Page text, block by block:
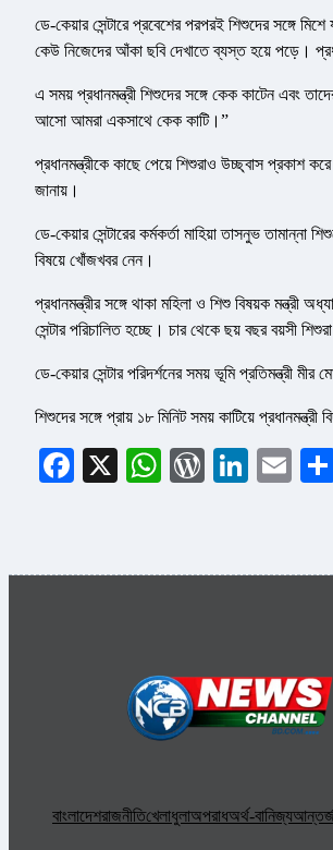
ডে-কেয়ার সেন্টারে প্রবেশের পরপরই শিশুদের সঙ্গে
কেউ নিজেদের আঁকা ছবি দেখাতে ব্যস্ত হয়ে পড়ে।
এ সময় প্রধানমন্ত্রী শিশুদের সঙ্গে কেক কাটেন এবং
আসো আমরা একসাথে কেক কাটি।”
প্রধানমন্ত্রীকে কাছে পেয়ে শিশুরাও উচ্ছ্বাস প্রকাশ
জানায়।
ডে-কেয়ার সেন্টারের কর্মকর্তা মাহিয়া তাসনুভ তামান্না
বিষয়ে খোঁজখবর নেন।
প্রধানমন্ত্রীর সঙ্গে থাকা মহিলা ও শিশু বিষয়ক মন্ত্রী
সেন্টার পরিচালিত হচ্ছে। চার থেকে ছয় বছর বয়সী
ডে-কেয়ার সেন্টার পরিদর্শনের সময় ভূমি প্রতিমন্ত্রী
শিশুদের সঙ্গে প্রায় ১৮ মিনিট সময় কাটিয়ে প্রধানমন্ত্রী
Facebook
X WhatsApp
WordPress
বাংলাদেশরাজনীতিখেলাধুলাঅপরাধঅর্থ-বানিজ্য